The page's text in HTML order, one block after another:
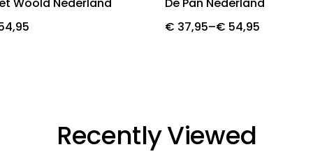
€ 37,95–€ 54,95
Price
Recently Viewed